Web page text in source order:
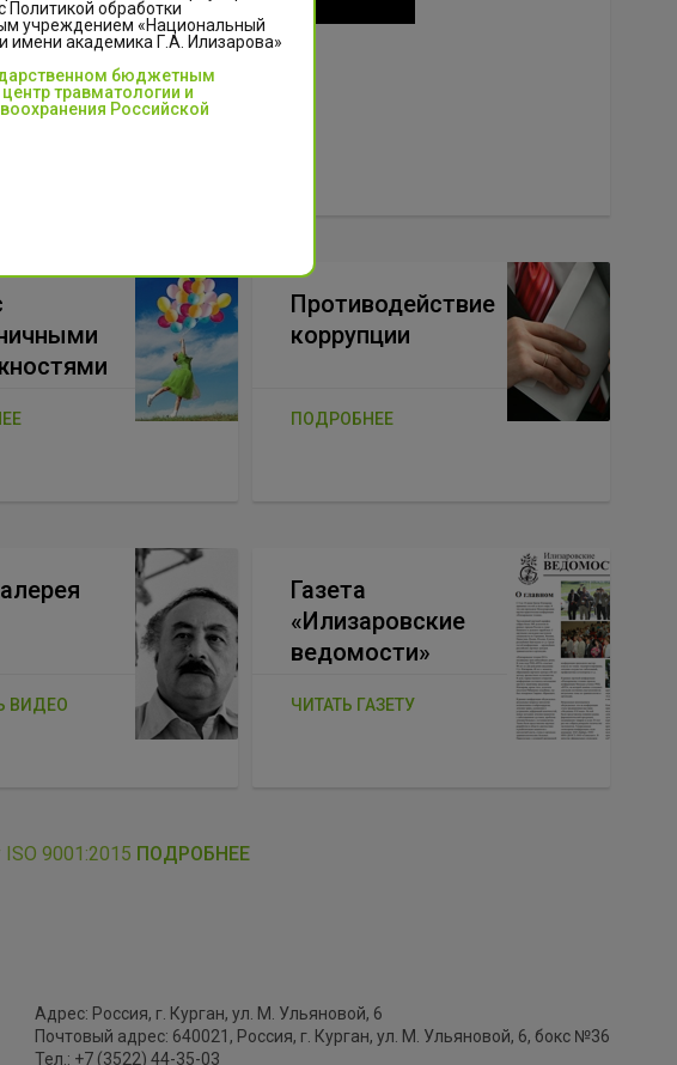
Противодействие
коррупции
ПОДРОБНЕЕ
ВИДЕО
Газета
«Илизаровские
ведомости»
ЧИТАТЬ ГАЗЕТУ
9001:2015 ПОДРОБНЕЕ
Адрес: Россия, г. Курган, ул. М. Ульяновой, 6
Почтовый адрес: 640021, Россия, г. Курган, ул. М. Ульяновой, 6, бокс №36
Тел.: +7 (3522) 44-35-03
Политикой обработки
учреждением «Национальный
имени академика Г.А. Илизарова»
бюджетным
травматологии и
Российской